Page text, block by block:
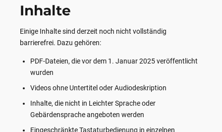
Inhalte
Einige Inhalte sind derzeit noch nicht vollständig
barrierefrei. Dazu gehören:
PDF-Dateien, die vor dem 1. Januar 2025 veröffentlicht
wurden
Videos ohne Untertitel oder Audiodeskription
Inhalte, die nicht in Leichter Sprache oder
Gebärdensprache angeboten werden
Eingeschränkte Tastaturbedienung in einzelnen